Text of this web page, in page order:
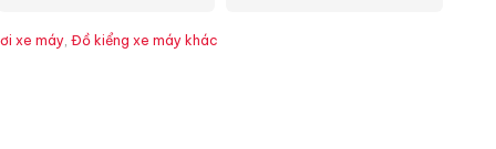
xe máy, Đồ kiểng xe máy khác